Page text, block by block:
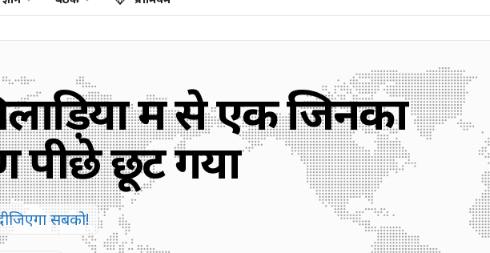
में से एक जिनका
पीछे छूट गया
सबको!